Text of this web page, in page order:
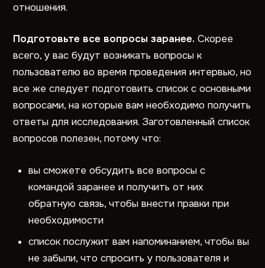
отношения.
Подготовьте все вопросы заранее. Скорее
всего, у вас будут возникать вопросы к
пользователю во время проведения интервью, но
все же следует подготовить список с основными
вопросами, на которые вам необходимо получить
ответы для исследования. Заготовленный список
вопросов полезен, потому что:
вы сможете обсудить все вопросы с
командой заранее и получить от них
обратную связь, чтобы внести правки при
необходимости
список послужит вам напоминанием, чтобы вы
не забыли, что спросить у пользователя и